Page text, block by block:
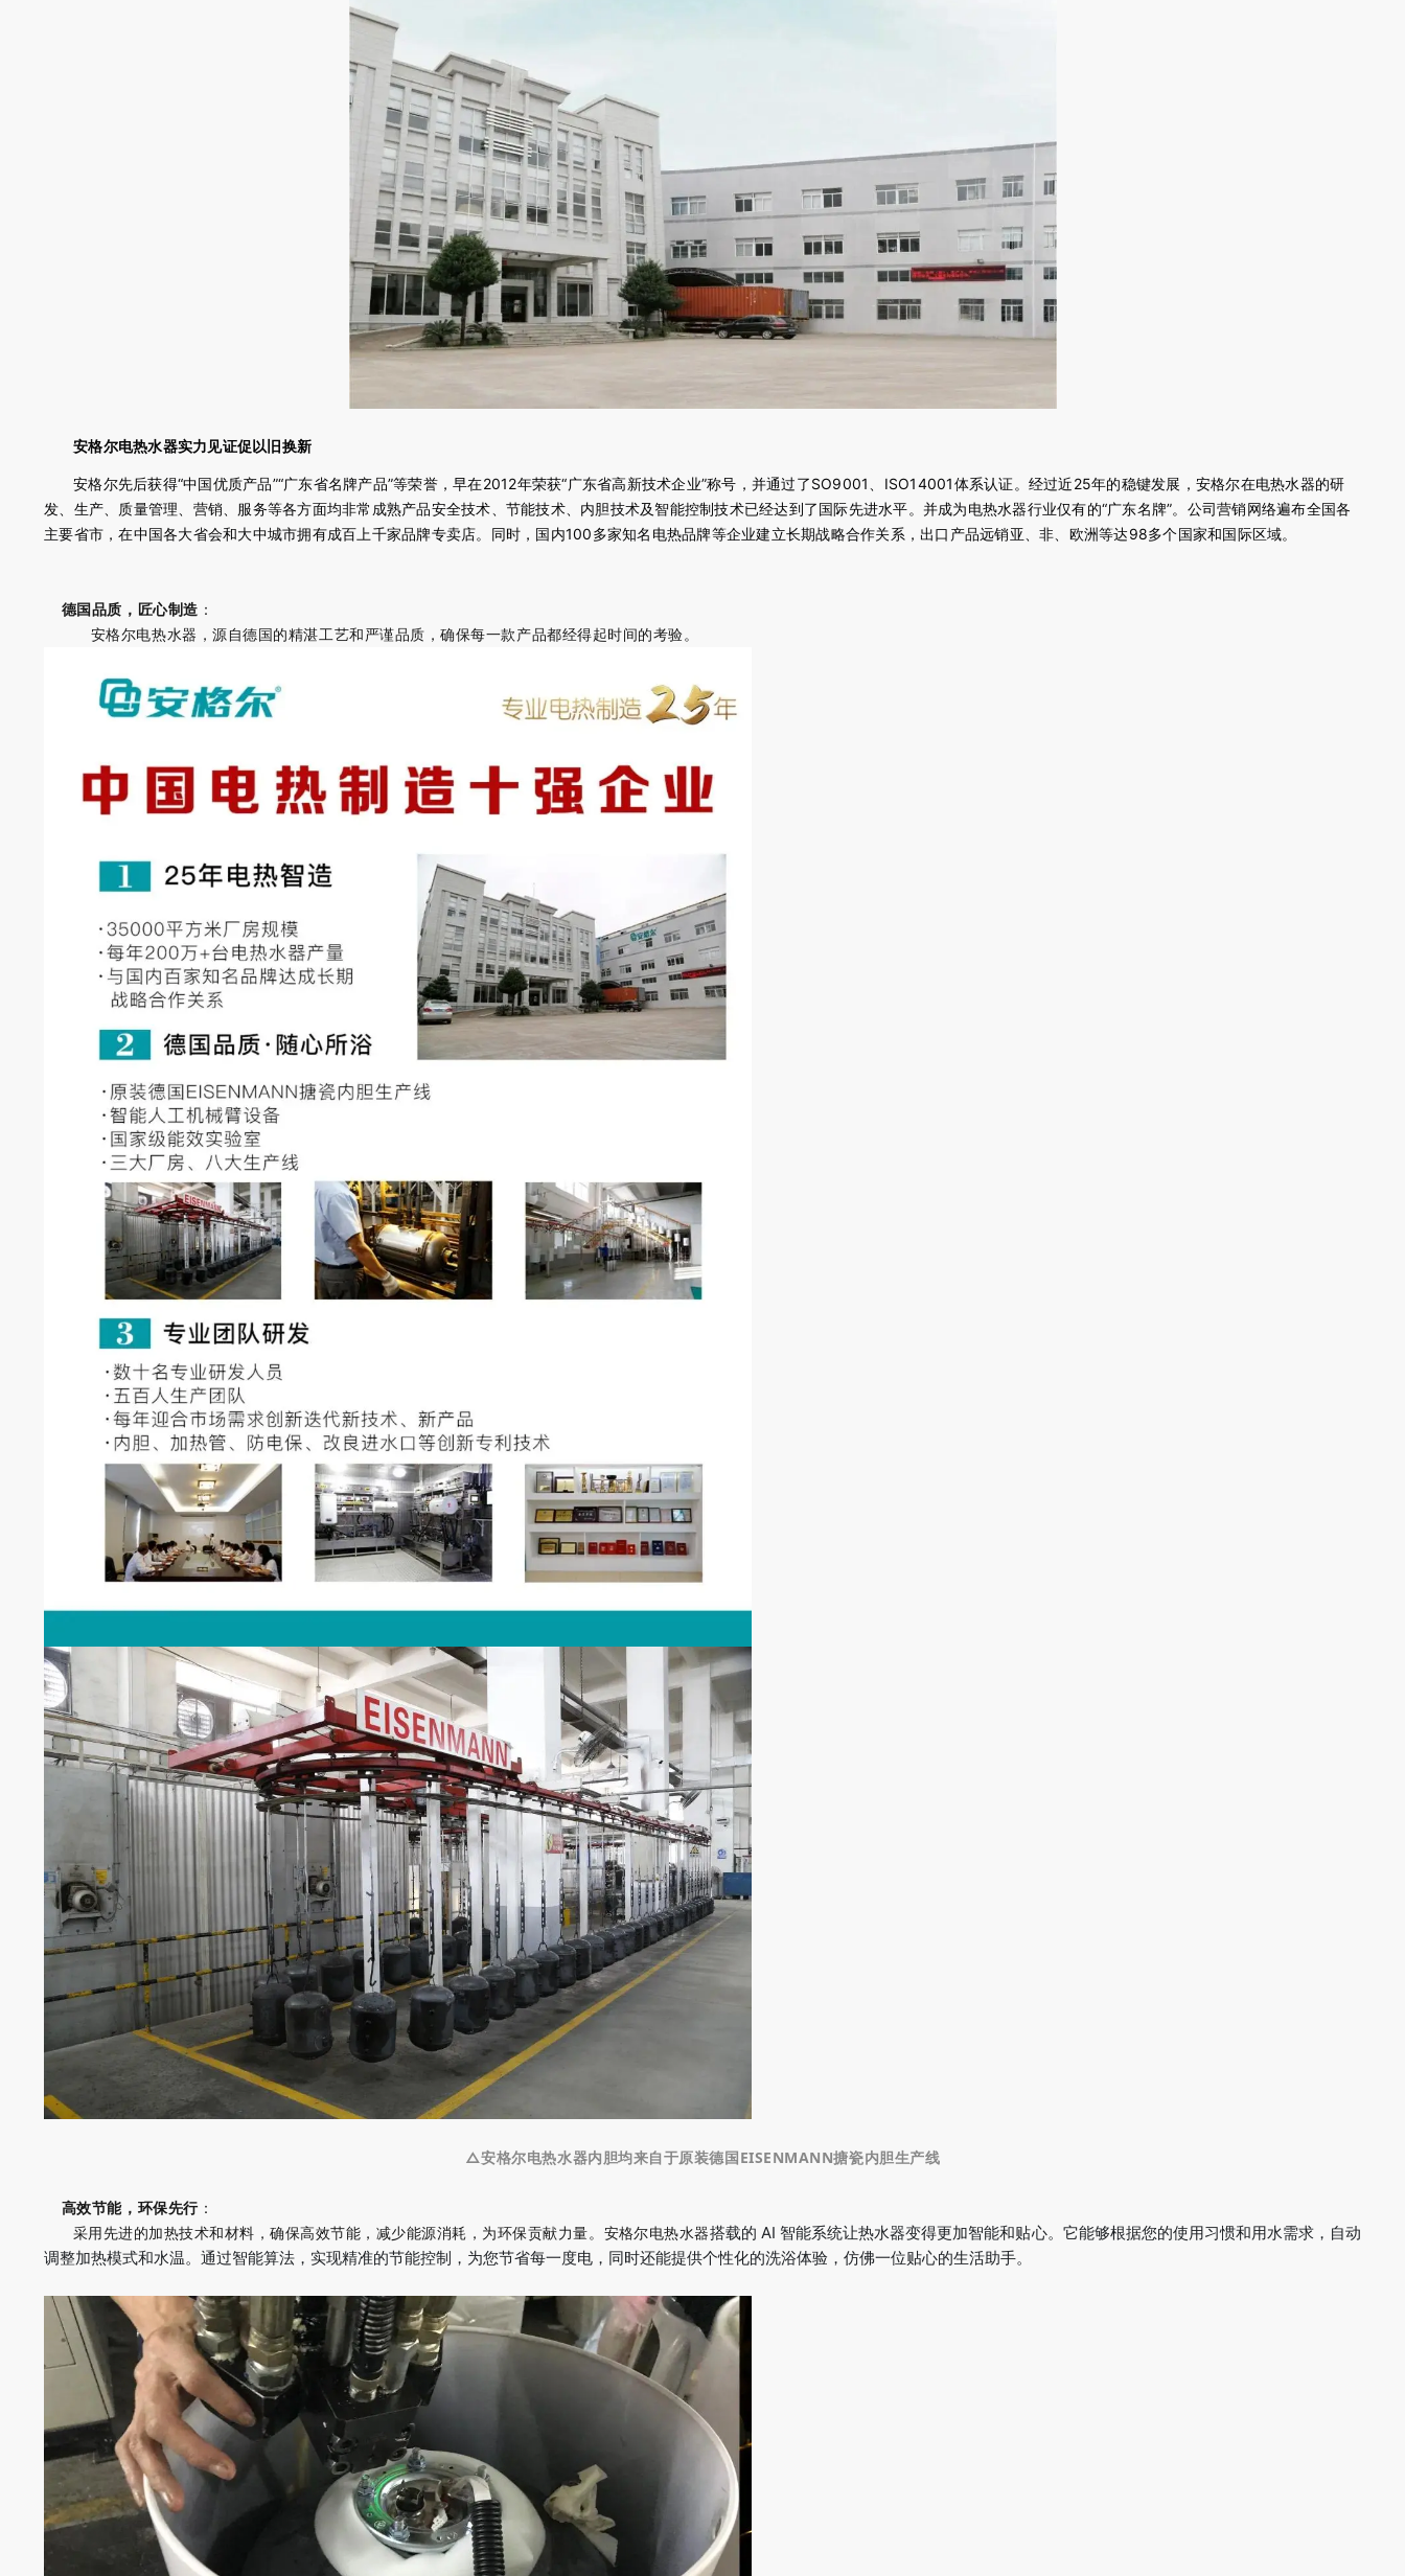
安格尔电热水器实力见证促以旧换新
安格尔先后获得“中国优质产品”“广东省名牌产品”等荣誉，早在2012年荣获“广东省高新技术企业”称号，并通过了SO9001、ISO14001体系认证。经过近25年的稳键发展，安格尔在电热水器的研
发、生产、质量管理、营销、服务等各方面均非常成熟产品安全技术、节能技术、内胆技术及智能控制技术已经达到了国际先进水平。并成为电热水器行业仅有的“广东名牌”。公司营销网络遍布全国各
主要省市，在中国各大省会和大中城市拥有成百上千家品牌专卖店。同时，国内100多家知名电热品牌等企业建立长期战略合作关系，出口产品远销亚、非、欧洲等达98多个国家和国际区域。
德国品质，匠心制造 ：
安格尔电热水器，源自德国的精湛工艺和严谨品质，确保每一款产品都经得起时间的考验。
△安格尔电热水器内胆均来自于原装德国EISENMANN搪瓷内胆生产线
高效节能，环保先行：
采用先进的加热技术和材料，确保高效节能，减少能源消耗，为环保贡献力量。 安格尔电热水器搭载的 AI 智能系统让热水器变得更加智能和贴心。它能够根据您的使用习惯和用水需求，自动
调整加热模式和水温。通过智能算法，实现精准的节能控制，为您节省每一度电，同时还能提供个性化的洗浴体验，仿佛一位贴心的生活助手。